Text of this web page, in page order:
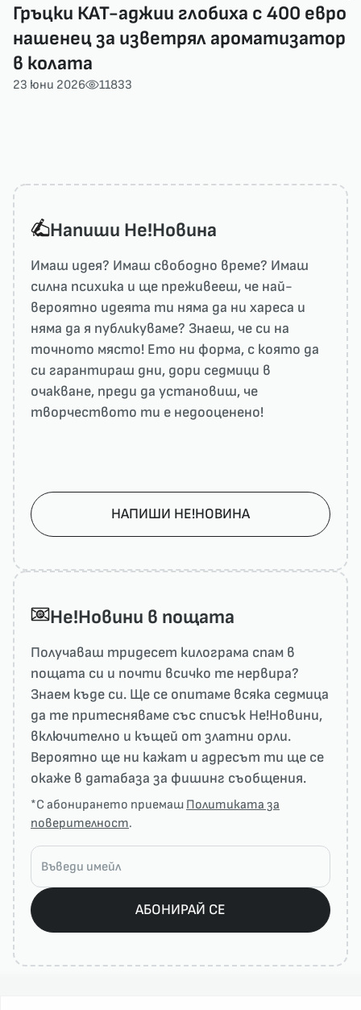
Гръцки КАТ-аджии глобиха с 400 евро
нашенец за изветрял ароматизатор
в колата
23 юни 2026 11833
Напиши He!Новина
Имаш идея? Имаш свободно време? Имаш
силна психика и ще преживееш, че най-
вероятно идеята ти няма да ни харесa и
няма да я публикуваме? Знаеш, че си на
точното място! Ето ни форма, с която да
си гарантираш дни, дори седмици в
очакване, преди да установиш, че
творчеството ти е недооценено!
НАПИШИ НЕ!НОВИНА
He!Новини в пощата
Получаваш тридесет килограма спам в
пощата си и почти всичко те нервира?
Знаем къде си. Ще се опитаме всяка седмица
да те притесняваме със списък He!Новини,
включително и къщей от златни орли.
Вероятно ще ни кажат и адресът ти ще се
окаже в датабаза за фишинг съобщения.
*С абонирането приемаш Политиката за
поверителност.
АБОНИРАЙ СЕ